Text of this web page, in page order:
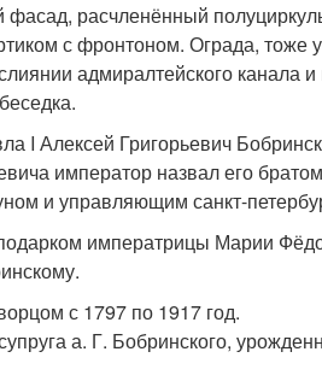
расчленённый
с фронтоном. Ограда, тоже
адмиралтейского канала
I Алексей Григорьевич
император назвал его
и управляющим санкт-
императрицы Марии
с 1797 по 1917 год.
а. Г. Бобринского,